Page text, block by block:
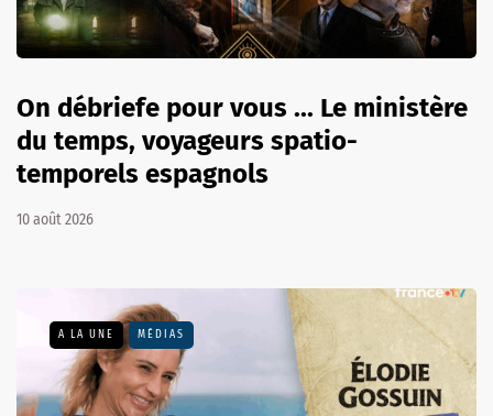
On débriefe pour vous ... Le ministère
du temps, voyageurs spatio-
temporels espagnols
10 août 2026
A LA UNE MÉDIAS